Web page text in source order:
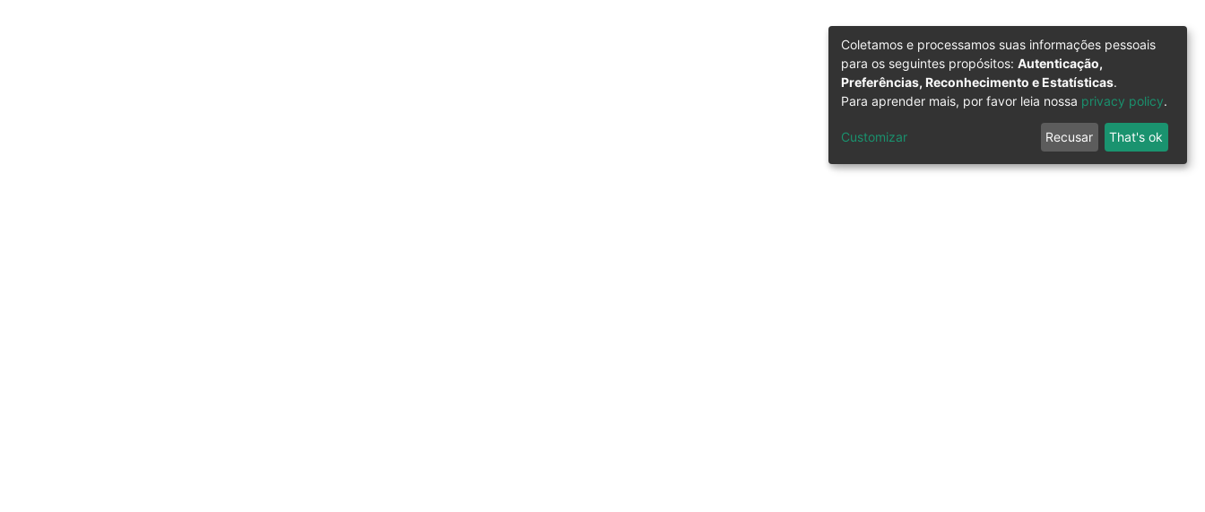
Coletamos e processamos suas informações pessoais
para os seguintes propósitos: Autenticação,
Preferências, Reconhecimento e Estatísticas.
Para aprender mais, por favor leia nossa privacy policy.
Customizar Recusar That's ok